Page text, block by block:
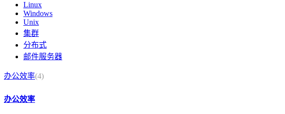
Linux
Windows
Unix
集群
分布式
邮件服务器
办公效率(4)
办公效率